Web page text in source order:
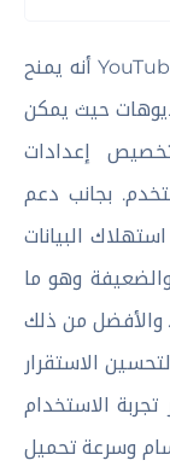
من المميزات المهمة داخل YouTube ReVanced أنه يمنح
حيث يمكن
إعدادات
بجانب دعم
البيانات
وهو ما
والأفضل من ذلك
الاستقرار
الاستخدام
وسرعة تحميل